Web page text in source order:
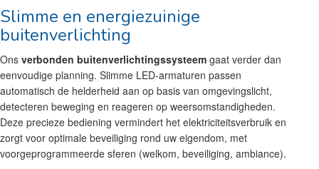
Slimme en energiezuinige
buitenverlichting
Ons verbonden buitenverlichtingssysteem gaat verder dan
eenvoudige planning. Slimme LED-armaturen passen
automatisch de helderheid aan op basis van omgevingslicht,
detecteren beweging en reageren op weersomstandigheden.
Deze precieze bediening vermindert het elektriciteitsverbruik en
zorgt voor optimale beveiliging rond uw eigendom, met
voorgeprogrammeerde sferen (welkom, beveiliging, ambiance).